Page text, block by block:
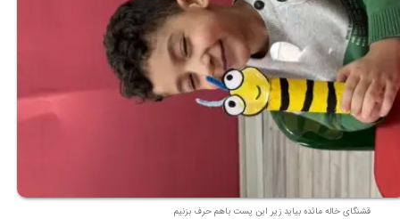
قشنگای خاله مائده بیاید زیر این پست باهم حرف بزنیم